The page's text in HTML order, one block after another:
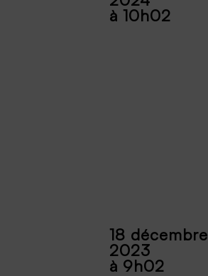
à 10h02
18 décembre
2023
à 9h02